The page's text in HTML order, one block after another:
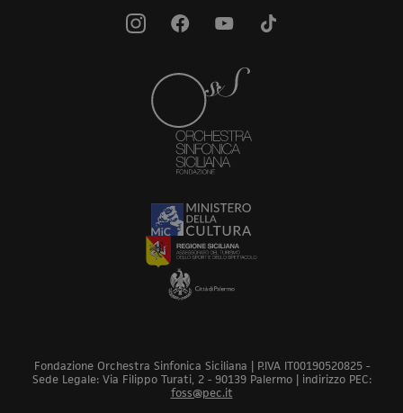
Fondazione Orchestra Sinfonica Siciliana | P.IVA IT00190520825 -
Sede Legale: Via Filippo Turati, 2 - 90139 Palermo | indirizzo PEC:
foss@pec.it